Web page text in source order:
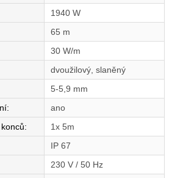
1940 W
65 m
30 W/m
dvoužilový, slaněný
5-5,9 mm
:
ano
:
1x 5m
IP 67
230 V / 50 Hz